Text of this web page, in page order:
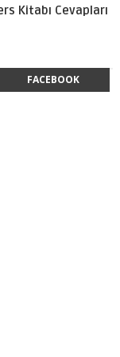
Kitabı Cevapları
FACEBOOK